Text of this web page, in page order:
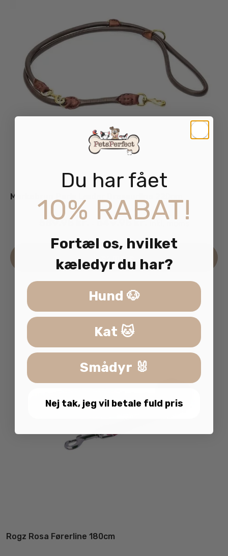
Mørkebrun Paris Læder Dressurline 220cm
589.95 kr. 649.95 kr.
Læs mere
Rogz Rosa Førerline 180cm
Du har fået
10% RABAT!
Fortæl os, hvilket
kæledyr du har?
Hund 🐶
Kat 🐱
Smådyr 🐰
Nej tak, jeg vil betale fuld pris